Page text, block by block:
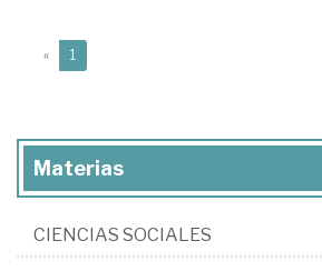
« 1
Materias
CIENCIAS SOCIALES